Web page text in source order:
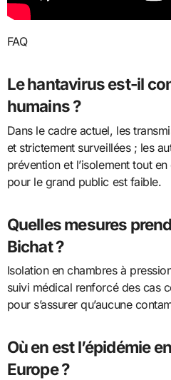
FAQ
Le hantavirus est-il
humains ?
Dans le cadre actuel, les
et strictement surveillées ; les
prévention et l’isolement tout
pour le grand public est faible.
Quelles mesures
Bichat ?
Isolation en chambres à
suivi médical renforcé des cas
pour s’assurer qu’aucune
Où en est l’épidémie
Europe ?